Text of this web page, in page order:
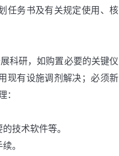
任务书及有关规定使用、核
科研，如购置必要的关键仪
现有设施调剂解决；必须新
：
技术软件等。
。